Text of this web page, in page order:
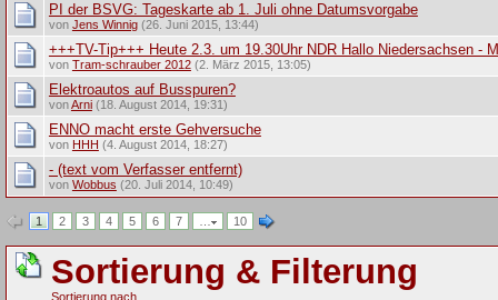
PI der BSVG: Tageskarte ab 1. Juli ohne Datumsvorgabe
von Jens Winnig(26. Juni 2015, 13:44)
+++TV-Tip+++ Heute 2.3. um 19.30Uhr NDR Hallo Niedersachsen -
von Tram-schrauber 2012(2. März 2015, 13:05)
Elektroautos auf Busspuren?
vonArni(18. August 2014, 19:31)
ENNO macht erste Gehversuche
von HHH (4. August 2014, 18:27)
- (text vom Verfasser entfernt)
von Wobbus (20. Juli 2014, 10:49)
1 2 3 4 5 6 7 10
Sortierung & Filterung
Sortierung nach